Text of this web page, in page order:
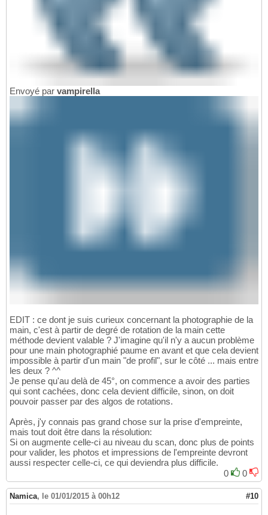
Envoyé par vampirella
EDIT : ce dont je suis curieux concernant la photographie de la
main, c'est à partir de degré de rotation de la main cette
méthode devient valable ? J'imagine qu'il n'y a aucun problème
pour une main photographié paume en avant et que cela devient
impossible à partir d'un main "de profil", sur le côté ... mais entre
les deux ? ^^
Je pense qu'au delà de 45°, on commence a avoir des parties
qui sont cachées, donc cela devient difficile, sinon, on doit
pouvoir passer par des algos de rotations.
Après, j'y connais pas grand chose sur la prise d'empreinte,
mais tout doit être dans la résolution:
Si on augmente celle-ci au niveau du scan, donc plus de points
pour valider, les photos et impressions de l'empreinte devront
aussi respecter celle-ci, ce qui deviendra plus difficile.
0
0
Namica, le 01/01/2015 à 00h12 #10